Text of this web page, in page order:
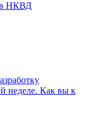
НКВД
неделе. Как вы к